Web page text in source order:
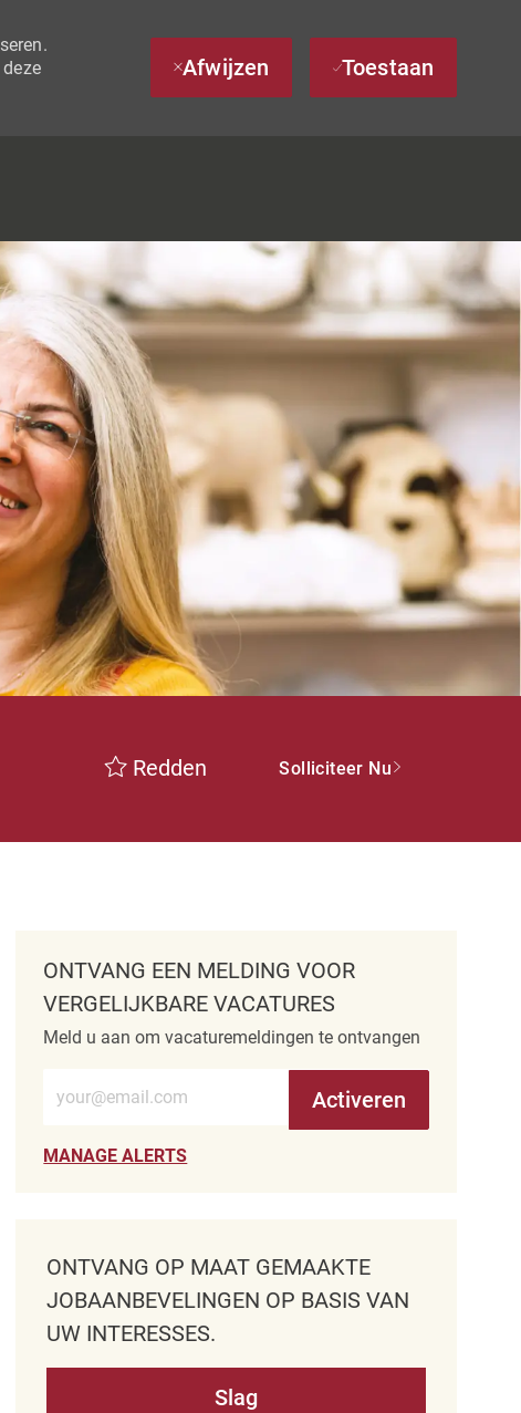
Afwijzen Toestaan
Redden Solliciteer Nu
ONTVANG EEN MELDING VOOR
VERGELIJKBARE VACATURES
Meld u aan om vacaturemeldingen te ontvangen
Activeren
MANAGE ALERTS
ONTVANG OP MAAT GEMAAKTE
JOBAANBEVELINGEN OP BASIS VAN
UW INTERESSES.
Slag